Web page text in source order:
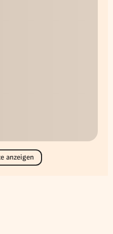
anzeigen